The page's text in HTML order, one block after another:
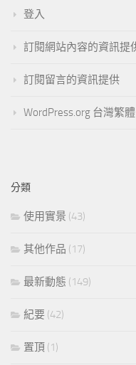
登入
訂閱網站內容的資訊提
訂閱留言的資訊提供
WordPress.org 台灣繁
分類
使用實景 (43)
其他作品 (17)
最新動態 (149)
紀要 (42)
置頂 (1)